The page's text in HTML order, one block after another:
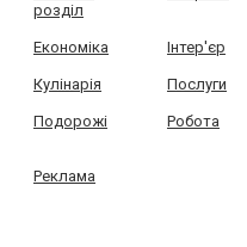
розділ
Економіка Інтер'єр
Кулінарія Послуги
Подорожі Робота
Реклама